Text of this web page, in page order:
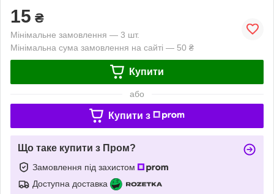
15 ₴
Мінімальне замовлення — 3 шт.
Мінімальна сума замовлення на сайті — 50 ₴
Купити
або
Купити з
Що таке купити з Пром?
Замовлення під захистом
Доступна доставка